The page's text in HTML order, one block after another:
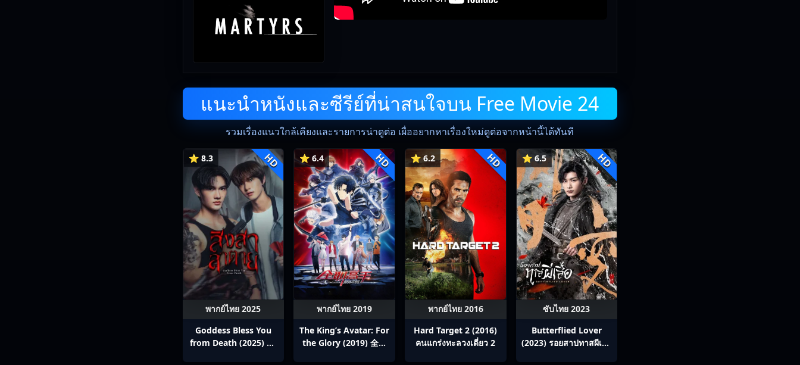
แนะนำหนังและซีรีย์ที่น่าสนใจบน Free Movie 24
รวมเรื่องแนวใกล้เคียงและรายการน่าดูต่อ เผื่ออยากหาเรื่องใหม่ดูต่อจากหน้านี้ได้ทันที
⭐ 8.3 HD
พากย์ไทย 2025
Goddess Bless You
from Death (2025) สิง
⭐ 6.4 HD
พากย์ไทย 2019
The King’s Avatar: For
the Glory (2019) 全职
⭐ 6.2 HD
พากย์ไทย 2016
Hard Target 2 (2016)
คนแกร่งทะลวงเดี่ยว 2
⭐ 6.5 HD
ซับไทย 2023
Butterflied Lover
(2023) รอยสาปทาสผีเสื้อ